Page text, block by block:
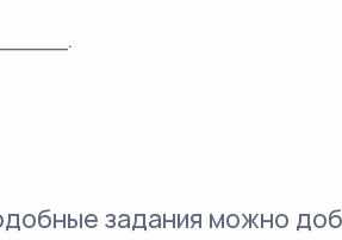
задания можно